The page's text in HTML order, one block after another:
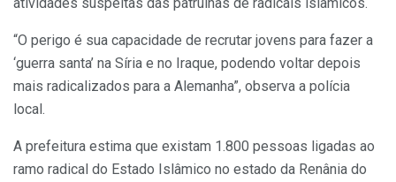
“O perigo é sua capacidade de recrutar jovens para fazer a
‘guerra santa’ na Síria e no Iraque, podendo voltar depois
mais radicalizados para a Alemanha”, observa a polícia
local.
A prefeitura estima que existam 1.800 pessoas ligadas ao
ramo radical do Estado Islâmico no estado da Renânia do